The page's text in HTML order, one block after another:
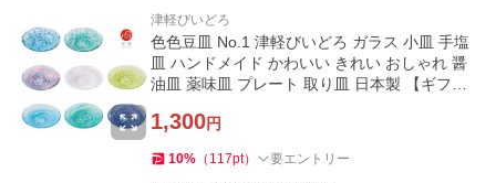
津軽びいどろ
色色豆皿 No.1 津軽びいどろ ガラス 小皿 手塩
皿 ハンドメイド かわいい きれい おしゃれ 醤
油皿 薬味皿 プレート 取り皿 日本製 【ギフト
1,300円
10% （ 117pt） 要エントリー